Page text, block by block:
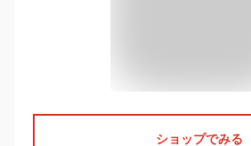
ショップでみる